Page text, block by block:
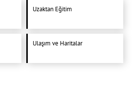
Uzaktan Eğitim
Ulaşım ve Haritalar